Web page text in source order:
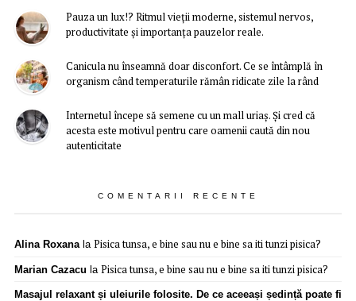
Pauza un lux!? Ritmul vieții moderne, sistemul nervos,
productivitate și importanța pauzelor reale.
Canicula nu înseamnă doar disconfort. Ce se întâmplă în
organism când temperaturile rămân ridicate zile la rând
Internetul începe să semene cu un mall uriaș. Și cred că
acesta este motivul pentru care oamenii caută din nou
autenticitate
COMENTARII RECENTE
Alina Roxanala Pisica tunsa, e bine sau nu e bine sa iti tunzi pisica?
Marian Cazacu la Pisica tunsa, e bine sau nu e bine sa iti tunzi pisica?
Masajul relaxant și uleiurile folosite. De ce aceeași ședință poate fi